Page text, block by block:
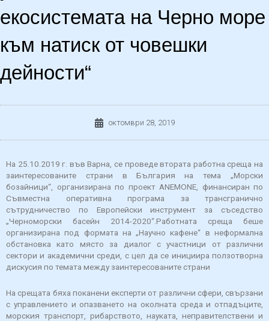
екосистемата на Черно море
към натиск от човешки
дейности“
октомври 28, 2019
На 25.10.2019 г. във Варна, се проведе втората работна среща на
заинтересованите страни в България на тема „Морски
бозайници“, организирана по проект ANEMONE, финансиран по
Съвместна оперативна програма за трансгранично
сътрудничество по Европейски инструмент за съседство
„Черноморски басейн 2014-2020“.Работната среща беше
организирана под формата на „Научно кафене“ в неформална
обстановка като място за диалог с участници от различни
сектори и академични среди, с цел да се инициира ползотворна
дискусия по темата между заинтересованите страни
На срещата бяха поканени експерти от различни сфери, свързани
с управлението и опазването на околната среда и отпадъците,
морския транспорт, рибарството, науката, неправителствени и